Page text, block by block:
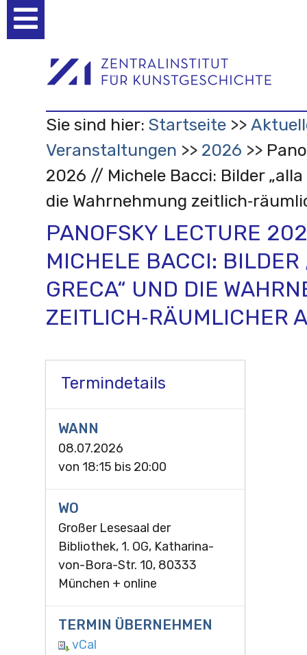
Werkzeuge
Sie sind hier: Startseite
Veranstaltungen
2026
2026 // Michele Bacci: Bilder „alla
die Wahrnehmung
PANOFSKY LECTURE
MICHELE BACCI: BILDER
GRECA“ UND DIE
ZEITLICH‑RÄUMLICHER
Termindetails
WANN
08.07.2026
von 18:15 bis 20:00
WO
Großer Lesesaal der
Bibliothek, 1. OG, Katharina-
von-Bora-Str. 10, 80333
München + online
TERMIN ÜBERNEHMEN
vCal